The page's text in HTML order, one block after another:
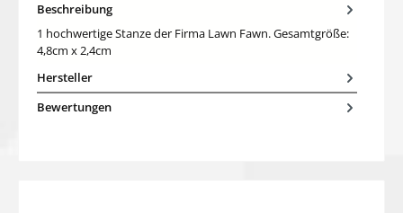
Beschreibung
1 hochwertige Stanze der Firma Lawn Fawn. Gesamtgröße:
4,8cm x 2,4cm
Hersteller
Bewertungen